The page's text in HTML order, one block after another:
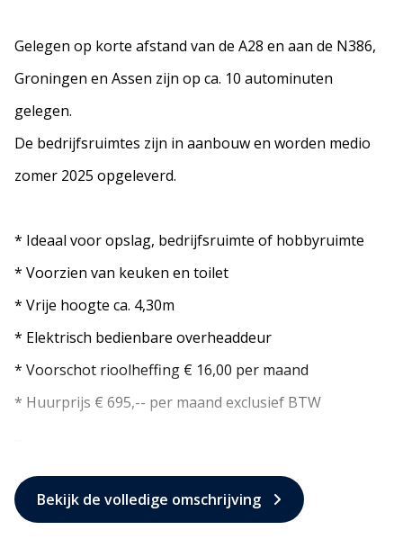
Gelegen op korte afstand van de A28 en aan de N386,
Groningen en Assen zijn op ca. 10 autominuten
gelegen.
De bedrijfsruimtes zijn in aanbouw en worden medio
zomer 2025 opgeleverd.
* Ideaal voor opslag, bedrijfsruimte of hobbyruimte
* Voorzien van keuken en toilet
* Vrije hoogte ca. 4,30m
* Elektrisch bedienbare overheaddeur
* Voorschot rioolheffing € 16,00 per maand
* Huurprijs € 695,-- per maand exclusief BTW
Bekijk de volledige omschrijving